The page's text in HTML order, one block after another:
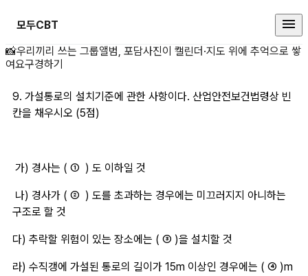
모두CBT
9. 가설통로의 설치기 상세 페이지
📸우리끼리 쓰는 그룹앨범, 포담사진이 캘린더·지도 위에 추억으로 쌓
여요구경하기
9. 가설통로의 설치기준에 관한 사항이다. 산업안전보건법령상 빈
칸을 채우시오 (5점)
가) 경사는 ( ①  ) 도 이하일 것
구조로 할 것
﻿다) 추락할 위험이 있는 장소에는 ( ③ )을 설치할 것
라) 수직갱에 가설된 통로의 길이가 15m 이상인 경우에는 ( ④ )m